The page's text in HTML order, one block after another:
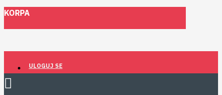
KORPA
ULOGUJ SE